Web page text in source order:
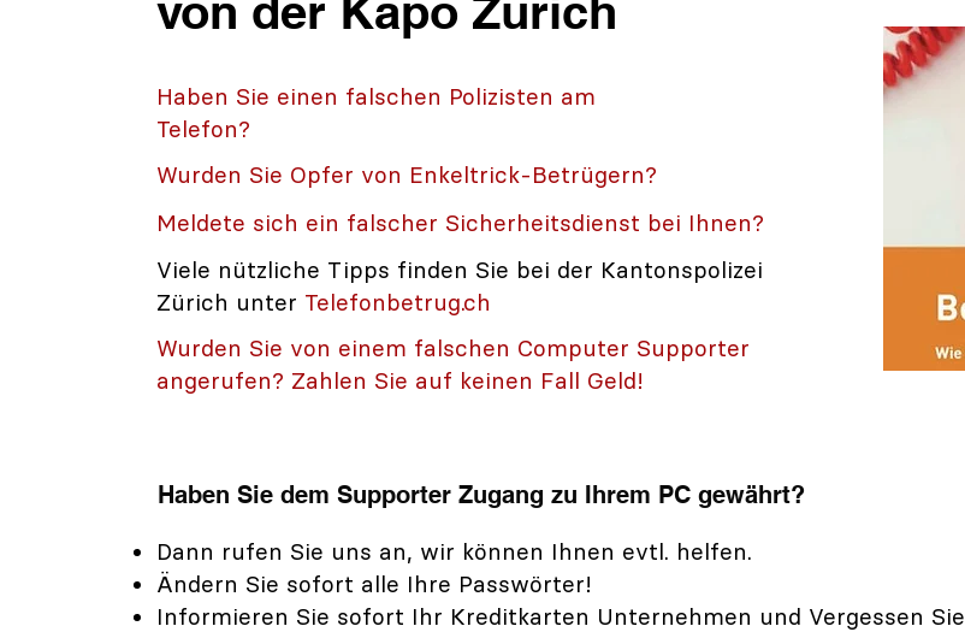
von der Kapo Zürich
Haben Sie einen falschen Polizisten am
Telefon?
Wurden Sie Opfer von Enkeltrick-Betrügern?
Meldete sich ein falscher Sicherheitsdienst bei Ihnen?
Viele nützliche Tipps finden Sie bei der Kantonspolizei
Zürich unter Telefonbetrug.ch
Wurden Sie von einem falschen Computer Supporter
angerufen? Zahlen Sie auf keinen Fall Geld!
Haben Sie dem Supporter Zugang zu Ihrem PC gewährt?
Dann rufen Sie uns an, wir können Ihnen evtl. helfen.
Ändern Sie sofort alle Ihre Passwörter!
Informieren Sie sofort Ihr Kreditkarten Unternehmen und Vergessen Sie